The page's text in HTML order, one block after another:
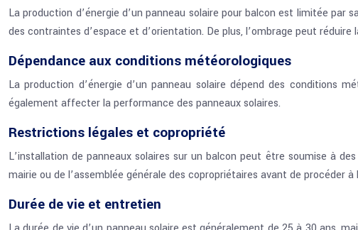
La production d’énergie d’un panneau solaire pour balcon est limitée
des contraintes d’espace et d’orientation. De plus, l’ombrage peut réduire
Dépendance aux conditions météorologiques
La production d’énergie d’un panneau solaire dépend des conditions
également affecter la performance des panneaux solaires.
Restrictions légales et copropriété
L’installation de panneaux solaires sur un balcon peut être soumise à
mairie ou de l’assemblée générale des copropriétaires avant de procéder à
Durée de vie et entretien